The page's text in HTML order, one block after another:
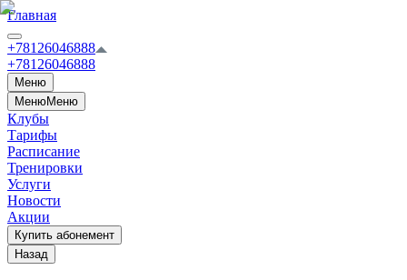
Главная
+78126046888
+78126046888
Меню
МенюМеню
Клубы
Тарифы
Расписание
Тренировки
Услуги
Новости
Акции
Купить абонемент
Назад